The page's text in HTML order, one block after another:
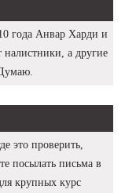
года Анвар Харди и
налистники, а другие
это проверить,
посылать письма в
крупных курс